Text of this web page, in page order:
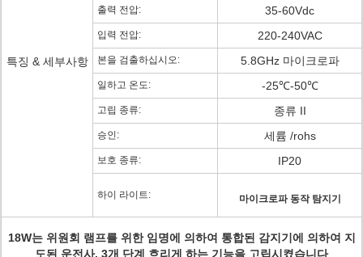
특징 & 세부사항
출력 전압: 35-60Vdc
입력 전압: 220-240VAC
본을 검출하십시오: 5.8GHz 마이크로파
일하고 온도: -25℃-50℃
고립 종류: 종류 II
승인: 세륨 /rohs
보호 종류: IP20
하이 라이트: 마이크로파 동작 탐지기
18W는 위원회 램프를 위한 임명에 의하여 통합된 감지기에 의하여 지
도된 운전사, 3개 단계 흐리게 하는 기능을 고립시켰습니다